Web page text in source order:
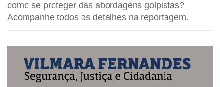
como se proteger das abordagens golpistas?
Acompanhe todos os detalhes na reportagem.